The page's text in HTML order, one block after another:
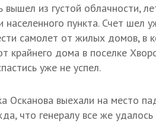
вышел из густой облачности,
пункта. Счет шел
самолет от жилых домов, в
крайнего дома в поселке
уже не успел.
Осканова выехали на место
что генералу все же